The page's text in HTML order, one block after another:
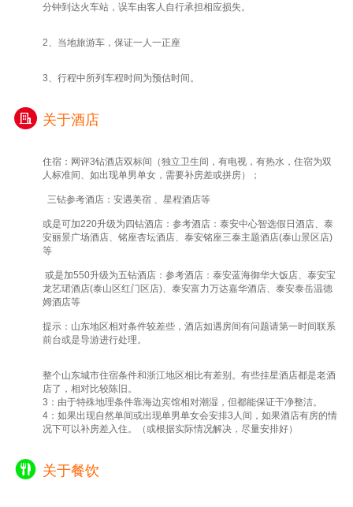
分钟到达火车站，误车由客人自行承担相应损失。
2、当地旅游车，保证一人一正座
3、行程中所列车程时间为预估时间。
关于酒店
住宿：网评3钻酒店双标间（独立卫生间，有电视，有热水，住宿为双
人标准间、如出现单男单女，需要补房差或拼房）；
三钻参考酒店：安遇美宿 、星程酒店等
或是可加220升级为四钻酒店：参考酒店：泰安中心智选假日酒店、泰
安丽景广场酒店、铭座杏坛酒店、泰安铭座三泰主题酒店(泰山景区店)
等
或是加550升级为五钻酒店：参考酒店：泰安蓝海御华大饭店、泰安宝
龙艺珺酒店(泰山区红门区店)、泰安富力万达嘉华酒店、泰安泰岳温德
姆酒店等
提示：山东地区相对条件较差些，酒店如遇房间有问题请第一时间联系
前台或是导游进行处理。
整个山东城市住宿条件和浙江地区相比有差别。有些挂星酒店都是老酒
店了，相对比较陈旧。
3：由于特殊地理条件靠海边宾馆相对潮湿，但都能保证干净整洁。
4：如果出现自然单间或出现单男单女会安排3人间，如果酒店有房的情
况下可以补房差入住。（或根据实际情况解决，尽量安排好）
关于餐饮